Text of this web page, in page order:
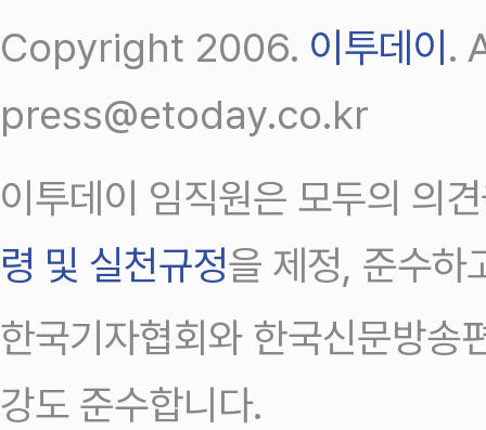
Copyright 2006. 이투데이.
press@etoday.co.kr
이투데이 임직원은 모두의 의
령 및 실천규정을 제정, 준수하
한국기자협회와 한국신문방송
강도 준수합니다.